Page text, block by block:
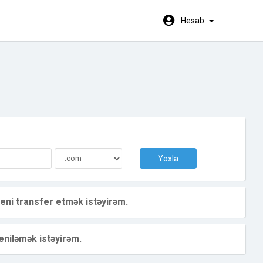
Hesab
Yoxla
transfer etmək istəyirəm.
istəyirəm.